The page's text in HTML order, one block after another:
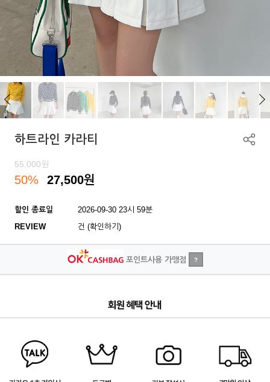
하트라인 카라티
55,000원
50% 27,500원
할인 종료일
2026-09-30 23시 59분
REVIEW
건 (확인하기)
포인트사용 가맹점 ?